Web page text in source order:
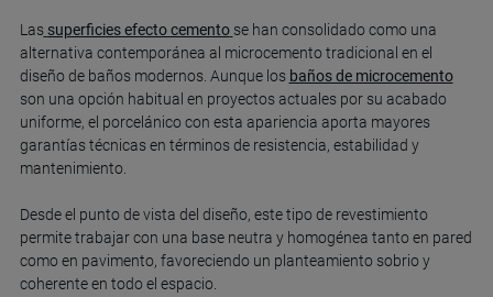
Las superficies efecto cemento se han consolidado como una
alternativa contemporánea al microcemento tradicional en el
diseño de baños modernos. Aunque los baños de microcemento
son una opción habitual en proyectos actuales por su acabado
uniforme, el porcelánico con esta apariencia aporta mayores
garantías técnicas en términos de resistencia, estabilidad y
mantenimiento.
Desde el punto de vista del diseño, este tipo de revestimiento
permite trabajar con una base neutra y homogénea tanto en pared
como en pavimento, favoreciendo un planteamiento sobrio y
coherente en todo el espacio.